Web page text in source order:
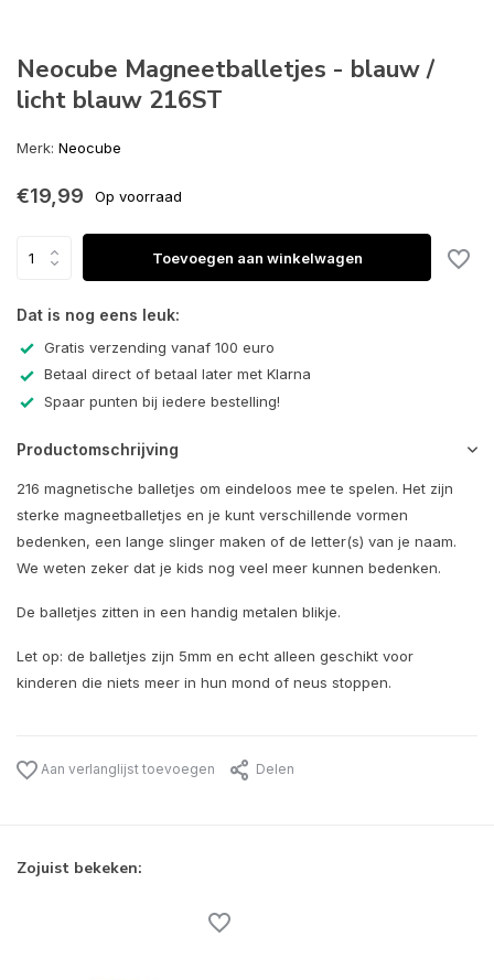
Neocube Magneetballetjes - blauw /
licht blauw 216ST
Merk: Neocube
€19,99 Op voorraad
Toevoegen aan winkelwagen
Dat is nog eens leuk:
Gratis verzending vanaf 100 euro
Betaal direct of betaal later met Klarna
Spaar punten bij iedere bestelling!
Productomschrijving
216 magnetische balletjes om eindeloos mee te spelen. Het zijn
sterke magneetballetjes en je kunt verschillende vormen
bedenken, een lange slinger maken of de letter(s) van je naam.
We weten zeker dat je kids nog veel meer kunnen bedenken.
De balletjes zitten in een handig metalen blikje.
Let op: de balletjes zijn 5mm en echt alleen geschikt voor
kinderen die niets meer in hun mond of neus stoppen.
Aan verlanglijst toevoegen Delen
Zojuist bekeken: